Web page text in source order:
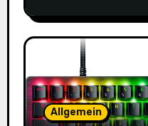
Allgemein